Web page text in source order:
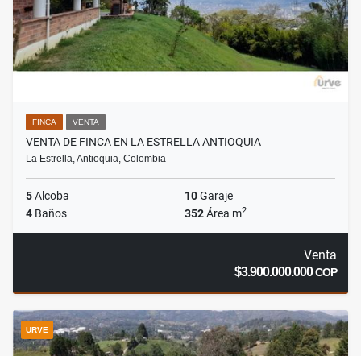
FINCA VENTA
VENTA DE FINCA EN LA ESTRELLA ANTIOQUIA
La Estrella, Antioquia, Colombia
5Alcoba 10Garaje
4 Baños 352Área m2
Venta
$3.900.000.000COP
URVE